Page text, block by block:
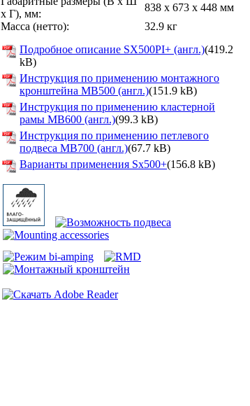
x Г), мм:
838 x 673 x 448 мм
Масса (нетто):
32.9 кг
Подробное описание SX500PI+ (англ.)(419.2
kB)
Инструкция по применению монтажного
кронштейна MB500 (англ.)(151.9 kB)
Инструкция по применению кластерной
рамы MB600 (англ.)(99.3 kB)
Инструкция по применению петлевого
подвеса MB700 (англ.)(67.7 kB)
Варианты применения Sx500+(156.8 kB)